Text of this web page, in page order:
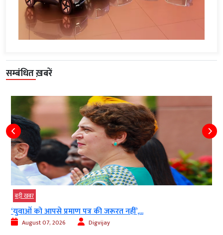
सम्बंधित ख़बरें
बड़ी खबर
‘युवाओं को आपसे प्रमाण पत्र की जरूरत नहीं’,...
August 07, 2026 Digvijay